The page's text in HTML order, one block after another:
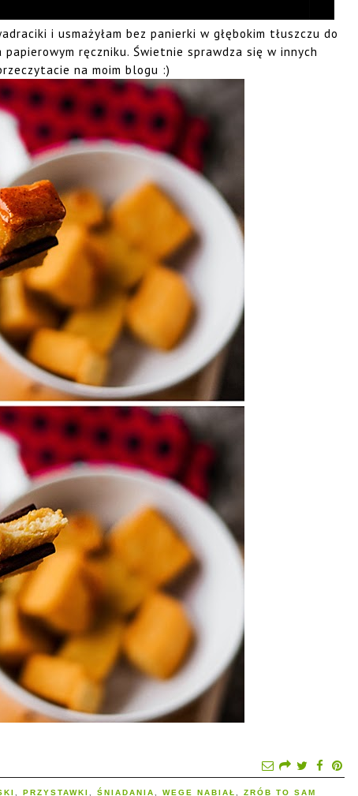
i usmażyłam bez panierki w głębokim tłuszczu do
papierowym ręczniku. Świetnie sprawdza się w innych
na moim blogu :)
PRZYSTAWKI ŚNIADANIA WEGE NABIAŁ ZRÓB TO SAM